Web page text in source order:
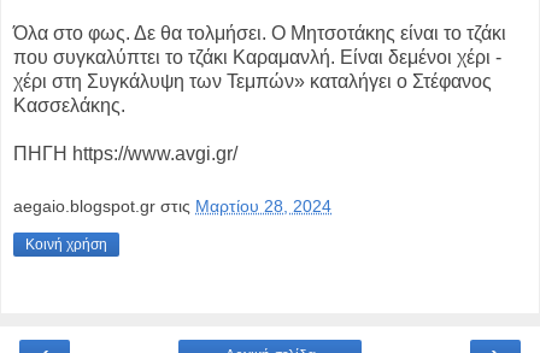
Όλα στο φως. Δε θα τολμήσει. Ο Μητσοτάκης είναι το τζάκι
που συγκαλύπτει το τζάκι Καραμανλή. Είναι δεμένοι χέρι -
χέρι στη Συγκάλυψη των Τεμπών» καταλήγει ο Στέφανος
Κασσελάκης.
ΠΗΓΗ https://www.avgi.gr/
aegaio.blogspot.gr στις Μαρτίου 28, 2024
Κοινή χρήση